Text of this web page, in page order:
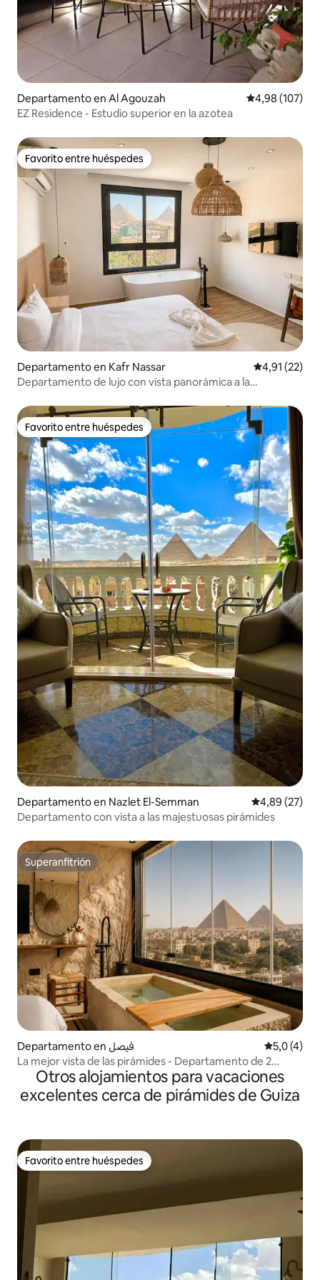
Departamento en Al Agouzah Calificación
4,98 (107)
EZ Residence - Estudio superior en la azotea
Favorito entre huéspedes
Favorito entre huéspedes
Departamento en Kafr Nassar Calificación
4,91 (22)
Departamento de lujo con vista panorámica a la
Favorito entre huéspedes
Favorito entre huéspedes
Departamento en Nazlet El-Semman Calificación
4,89 (27)
Departamento con vista a las majestuosas pirámides
Superanfitrión
Superanfitrión
Departamento en فيصل
5,0 (4)
La mejor vista de las pirámides - Departamento de 2
dormitorios
Otros alojamientos para vacaciones
excelentes cerca de pirámides de Guiza
Favorito entre huéspedes
Favorito entre huéspedes